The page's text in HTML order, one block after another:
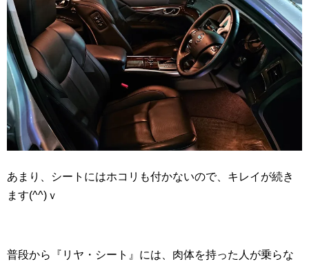
あまり、シートにはホコリも付かないので、キレイが続き
ます(^^)ｖ
普段から『リヤ・シート』には、肉体を持った人が乗らな